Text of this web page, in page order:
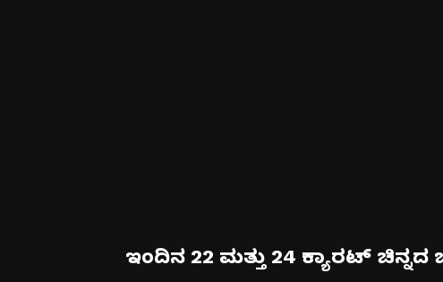
ಇಂದಿನ 22 ಮತ್ತು 24 ಕ್ಯಾರಟ್ ಚಿನ್ನದ